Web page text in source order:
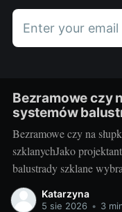
Enter your email
Bezramowe czy
systemów
Bezramowe czy na
szklanychJako
balustrady szklane
systemy potrafią
nieruchomości, ale
Katarzyna
5 sie 2026 • 3